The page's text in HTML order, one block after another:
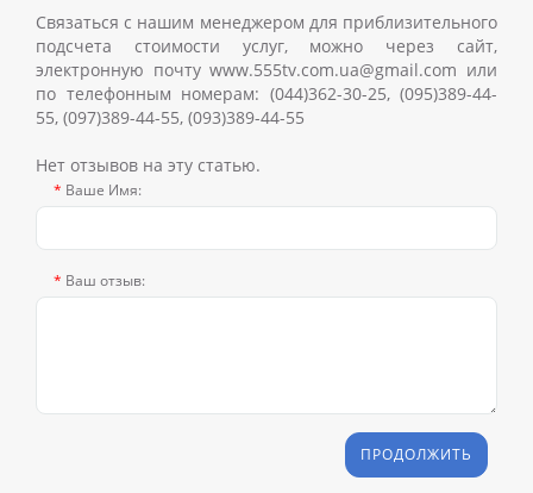
Связаться с нашим менеджером для приблизительного
подсчета стоимости услуг, можно через сайт,
электронную почту www.555tv.com.ua@gmail.com или
по телефонным номерам: (044)362-30-25, (095)389-44-
55, (097)389-44-55, (093)389-44-55
Нет отзывов на эту статью.
Ваше Имя:
Ваш отзыв:
ПРОДОЛЖИТЬ